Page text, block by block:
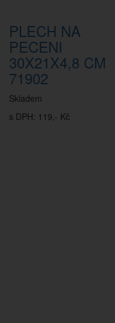
PLECH NA
PECENI
30X21X4,8 CM
71902
Skladem
s DPH: 119,- Kč